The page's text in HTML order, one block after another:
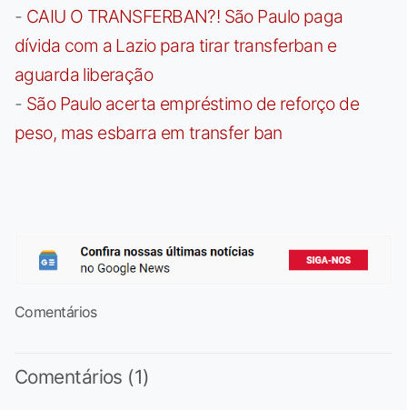
- CAIU O TRANSFERBAN?! São Paulo paga
dívida com a Lazio para tirar transferban e
aguarda liberação
- São Paulo acerta empréstimo de reforço de
peso, mas esbarra em transfer ban
Comentários
Comentários (1)